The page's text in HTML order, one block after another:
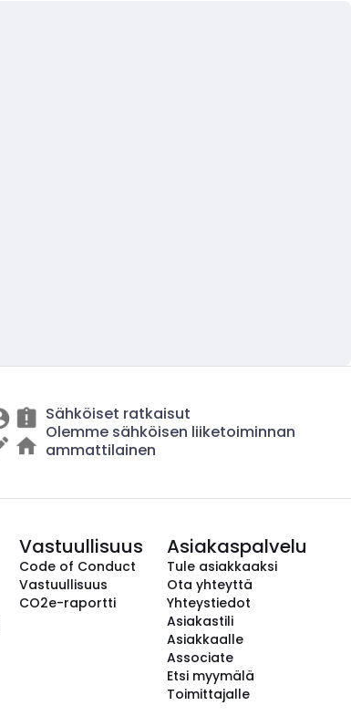
Sähköiset ratkaisut
Olemme sähköisen liiketoiminnan
ammattilainen
Vastuullisuus
Code of Conduct
Vastuullisuus
CO2e-raportti
Asiakaspalvelu
Tule asiakkaaksi
Ota yhteyttä
Yhteystiedot
Asiakastili
Asiakkaalle
Associate
Etsi myymälä
Toimittajalle